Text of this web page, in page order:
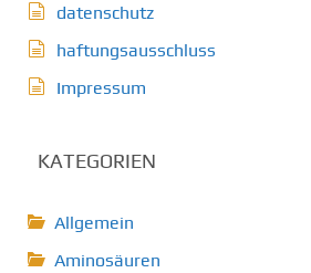
datenschutz
haftungsausschluss
Impressum
KATEGORIEN
Allgemein
Aminosäuren